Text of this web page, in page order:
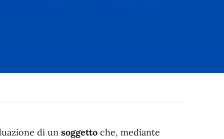
di un soggetto che, mediante